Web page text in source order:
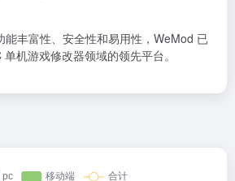
能丰富性、安全性和易用性，WeMod 已
单机游戏修改器领域的领先平台。